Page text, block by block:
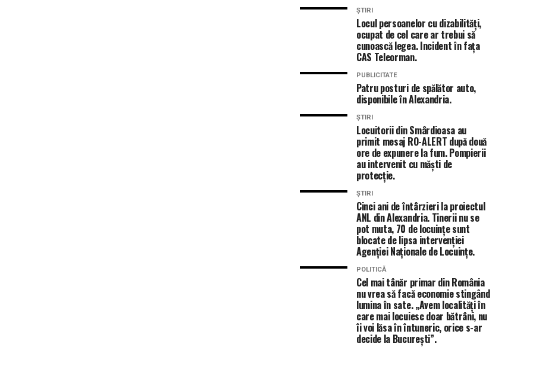
ȘTIRI
Locul persoanelor cu dizabilități,
ocupat de cel care ar trebui să
cunoască legea. Incident în fața
CAS Teleorman.
PUBLICITATE
Patru posturi de spălător auto,
disponibile în Alexandria.
ȘTIRI
Locuitorii din Smârdioasa au
primit mesaj RO-ALERT după două
ore de expunere la fum. Pompierii
au intervenit cu măști de
protecție.
ȘTIRI
Cinci ani de întârzieri la proiectul
ANL din Alexandria. Tinerii nu se
pot muta, 70 de locuințe sunt
blocate de lipsa intervenției
Agenției Naționale de Locuințe.
POLITICĂ
Cel mai tânăr primar din România
nu vrea să facă economie stingând
lumina în sate. „Avem localități în
care mai locuiesc doar bătrâni, nu
îi voi lăsa în întuneric, orice s-ar
decide la București”.